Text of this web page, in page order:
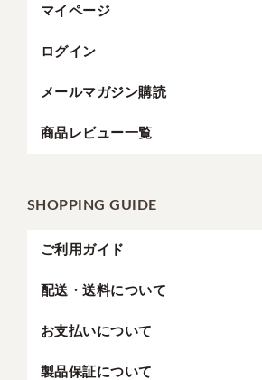
マイページ
ログイン
メールマガジン購読
商品レビュー一覧
SHOPPING GUIDE
ご利用ガイド
配送・送料について
お支払いについて
製品保証について